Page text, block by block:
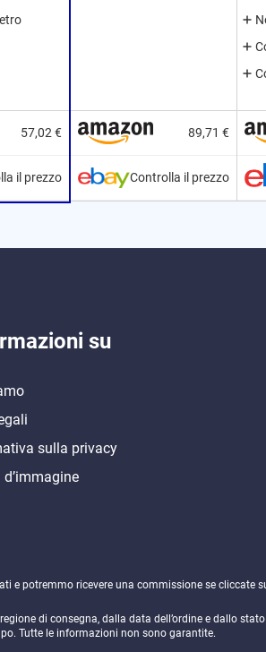
57,02 €
il prezzo
89,71 €
Controlla il prezzo
su
sulla privacy
d’immagine
e potremmo ricevere una commissione se cliccate
di consegna, dalla data dell’ordine e dallo
Tutte le informazioni non sono garantite.